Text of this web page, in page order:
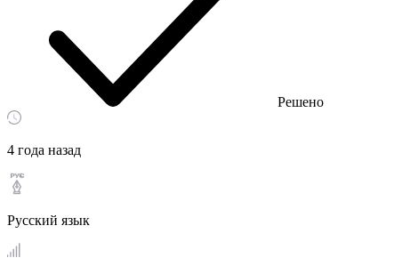
Решено
4 года назад
Русский язык